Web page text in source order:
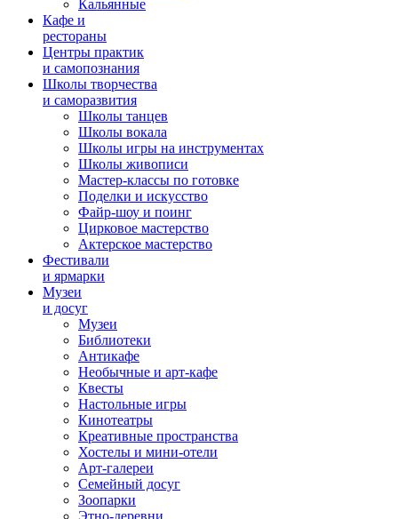
Кальянные
Кафе и
рестораны
Центры практик
и самопознания
Школы творчества
и саморазвития
Школы танцев
Школы вокала
Школы игры на инструментах
Школы живописи
Мастер-классы по готовке
Поделки и искусство
Файр-шоу и поинг
Цирковое мастерство
Актерское мастерство
Фестивали
и ярмарки
Музеи
и досуг
Музеи
Библиотеки
Антикафе
Необычные и арт-кафе
Квесты
Настольные игры
Кинотеатры
Креативные пространства
Хостелы и мини-отели
Арт-галереи
Семейный досуг
Зоопарки
Этно-деревни